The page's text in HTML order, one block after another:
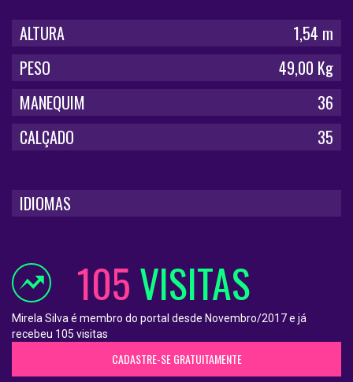
ALTURA
1,54 m
PESO
49,00 Kg
MANEQUIM
36
CALÇADO
35
IDIOMAS
105VISITAS
Mirela Silva é membro do portal desde Novembro/2017 e já
recebeu 105 visitas
CADASTRE-SE GRATUITAMENTE